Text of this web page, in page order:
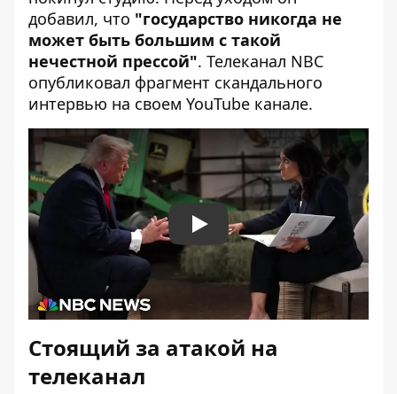
добавил, что "государство никогда не
может быть большим с такой
нечестной прессой". Телеканал NBC
опубликовал фрагмент скандального
интервью на своем YouTube канале.
Play
Стоящий за атакой на
телеканал